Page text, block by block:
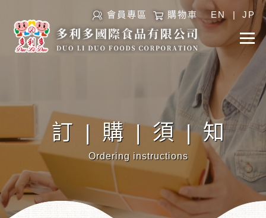
會員專區 購物車 EN JP
訂|購|須|知
Ordering instructions